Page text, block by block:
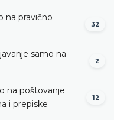
na pravično
32
samo na
2
na poštovanje
i prepiske
12